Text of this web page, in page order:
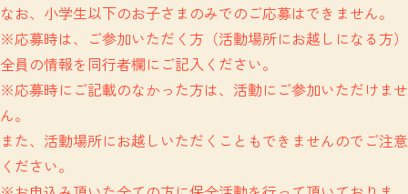
なお、小学生以下のお子さまのみでのご応募はできません。
※応募時は、ご参加いただく方（活動場所にお越しになる方）
全員の情報を同行者欄にご記入ください。
※応募時にご記載のなかった方は、活動にご参加いただけませ
ん。
また、活動場所にお越しいただくこともできませんのでご注意
ください。